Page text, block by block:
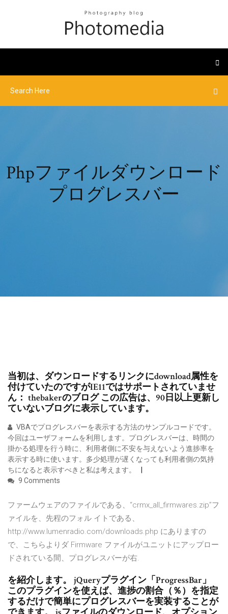
Phpファイルダウンロード
プログレスバー
当初は、ダウンロードするリンクにdownload属性を
付けていたのですがIE11ではサポートされていませ
ん： thebakerのブログ この広告は、90日以上更新し
ていないブログに表示しています。
VBAでプログレスバーを表示する方法のサンプルコードです。
今回はユーザフォームを利用します。プログレスバーは、時間の
掛かる処理を行う時に、利用者側に不安を与えないよう進捗率を
表示する時に使います。多少処理が遅くなっても利用者側の気持
ちになると表示すべきと私は考えます。
9 Comments
ファームウェアのファイルである、“crmx_all_firmwares.zip”フ
ァイルを、先程のフォル イトである、
http://www.lumenradio.com/downloads.php にありますの
で、こちらよりダ Firmware ファイルがユニットにアップロー
ドされている間、プログレスバーが右.
を紹介します。 jQueryプラグイン「ProgressBar」
このプラグインを使えば、進捗の割合（％）を指定
するだけで簡単にプログレスバーを実装することが